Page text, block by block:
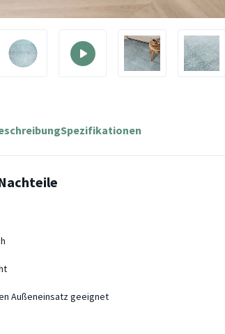
Spezifikationen
Außeneinsatz geeignet